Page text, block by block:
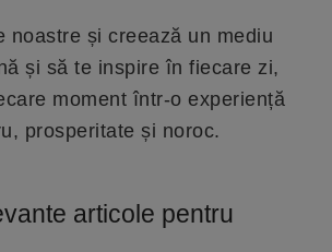
noastre și creează un mediu
și să te inspire în fiecare zi,
moment într-o experiență
prosperitate și noroc.
articole pentru